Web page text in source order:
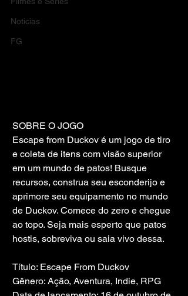
Noticias
FG
SOBRE O JOGO
Escape from Duckov é um jogo de tiro
e coleta de itens com visão superior
em um mundo de patos! Busque
recursos, construa seu esconderijo e
aprimore seu equipamento no mundo
de Duckov. Comece do zero e chegue
ao topo. Seja mais esperto que patos
hostis, sobreviva ou saia vivo dessa.
Título: Escape From Duckov
Gênero: Ação, Aventura, Indie, RPG